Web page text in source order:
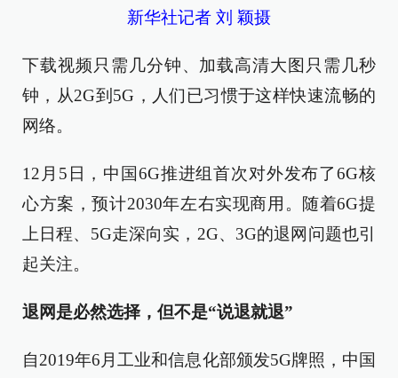
新华社记者 刘 颖摄
下载视频只需几分钟、加载高清大图只需几秒
钟，从2G到5G，人们已习惯于这样快速流畅的
网络。
12月5日，中国6G推进组首次对外发布了6G核
心方案，预计2030年左右实现商用。随着6G提
上日程、5G走深向实，2G、3G的退网问题也引
起关注。
退网是必然选择，但不是“说退就退”
自2019年6月工业和信息化部颁发5G牌照，中国